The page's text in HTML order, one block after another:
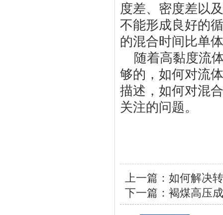
度差、密度差以
不能形成良好的
的混合时间比单
随着高黏度流
够的，如何对流
描述，如何对混
关注的问题。
上一篇： 如何解决
下一篇： 褐煤高压